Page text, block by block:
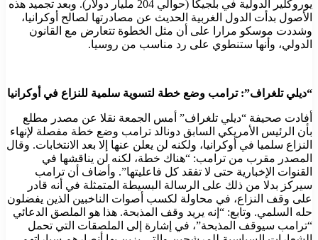
يوروكلير الدولية في بلجيكا (حوالي 204 مليار دولار). وبعد تجميد هذه
الأصول بدأت الدول الغربية الحديث عن مصادرتها لصالح أوكرانيا،
وشددت موسكو مرارا على أن مثل الخطوة تتعارض مع القانون
الدولي، وأنها ستنطوي على رد مناسب من روسيا.
“ديلي تلغراف”: ترامب وضع خطة لتسوية سلمية للنزاع في أوكرانيا
أفادت صحيفة “ديلي تلغراف” أمس الجمعة نقلا عن مصدر مطلع
بأن الرئيس الأمريكي السابق دونالد ترامب وضع خطة مفصلة لإنهاء
النزاع سلميا في أوكرانيا، ولكنه لن يعلن عنها إلا بعد الانتخابات. وقال
المصدر مقرب من ترامب: “هناك خطة، لكنه لن يناقشها في
القنوات الإخبارية حتى لا تفقد كل فاعليتها”. وأضاف أن ترامب
سيركز بدلا من ذلك على الرسالة البسيطة المتمثلة في أنه قادر
على وقف النزاع، في محاولة لكسب أصوات الناخبين الذين يفضلون
حله السلمي. وتابع: “إنه يريد وقف المذبحة. هذا هو الملصق الدعائي
“ترامب سيوقف المذبحة”، في إشارة إلى الملصقات التي تحمل